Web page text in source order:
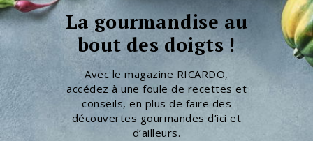
La gourmandise au
bout des doigts !
Avec le magazine RICARDO,
accédez à une foule de recettes et
conseils, en plus de faire des
découvertes gourmandes d’ici et
d’ailleurs.